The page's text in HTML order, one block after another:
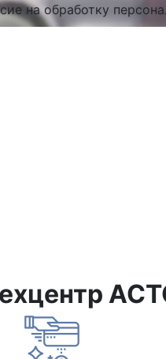
на обработку